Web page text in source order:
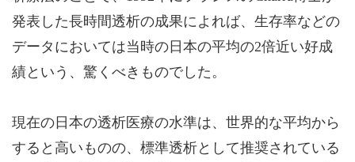
発表した長時間透析の成果によれば、生存率などの
データにおいては当時の日本の平均の2倍近い好成
績という、驚くべきものでした。
現在の日本の透析医療の水準は、世界的な平均から
すると高いものの、標準透析として推奨されている